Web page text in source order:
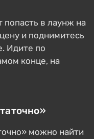
попасть в лаунж на
и поднимитесь
Идите по
конце, на
можно найти